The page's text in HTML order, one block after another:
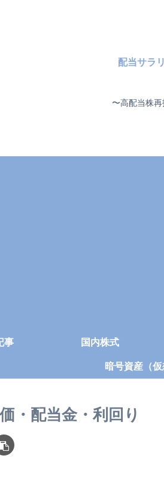
配当サラ
〜高配当株
事 国内株式
暗号資産（仮
・配当金・利回り